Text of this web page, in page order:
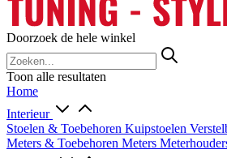
Doorzoek de hele winkel
Toon alle resultaten
Home
Interieur
Stoelen & Toebehoren Kuipstoelen
Meters & Toebehoren Meters